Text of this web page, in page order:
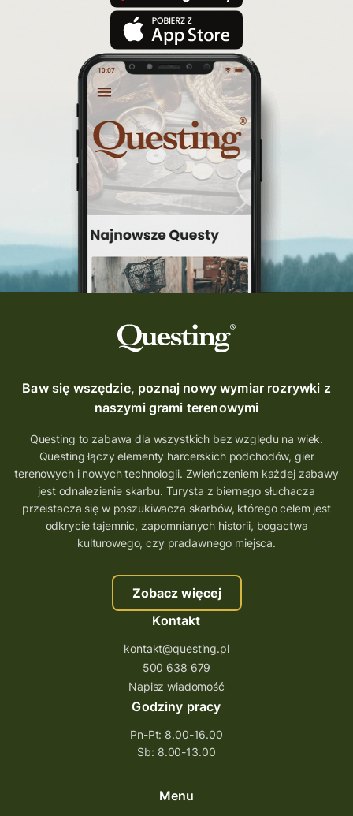
Baw się wszędzie, poznaj nowy wymiar rozrywki z
naszymi grami terenowymi
Questing to zabawa dla wszystkich bez względu na wiek.
Questing łączy elementy harcerskich podchodów, gier
terenowych i nowych technologii. Zwieńczeniem każdej zabawy
jest odnalezienie skarbu. Turysta z biernego słuchacza
przeistacza się w poszukiwacza skarbów, którego celem jest
odkrycie tajemnic, zapomnianych historii, bogactwa
kulturowego, czy pradawnego miejsca.
Zobacz więcej
Kontakt
kontakt@questing.pl
500 638 679
Napisz wiadomość
Godziny pracy
Pn-Pt: 8.00-16.00
Sb: 8.00-13.00
Menu